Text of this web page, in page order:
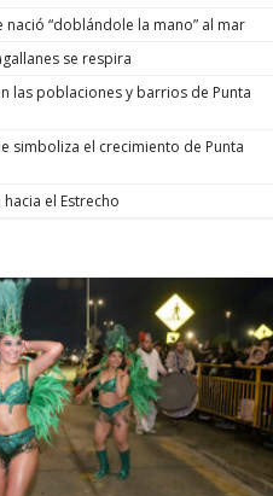
de estos
hoy está
todos los
anunció
“doblándole la mano” al mar
se respira
las poblaciones y barrios de Punta
simboliza el crecimiento de Punta
el Estrecho